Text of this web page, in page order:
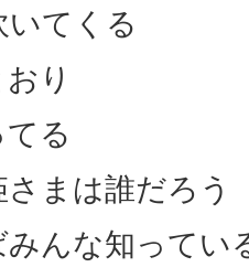
てくる
り
る
まは誰だろう
んな知ってい